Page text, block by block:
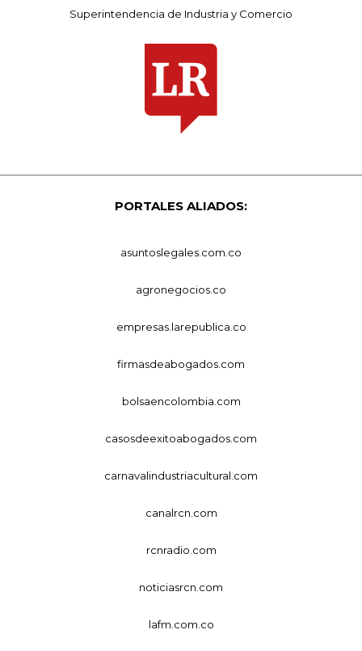
Superintendencia de Industria y Comercio
PORTALES ALIADOS:
asuntoslegales.com.co
agronegocios.co
empresas.larepublica.co
firmasdeabogados.com
bolsaencolombia.com
casosdeexitoabogados.com
carnavalindustriacultural.com
canalrcn.com
rcnradio.com
noticiasrcn.com
lafm.com.co